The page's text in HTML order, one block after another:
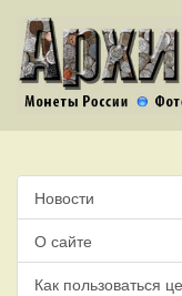
Новости
О сайте
Как пользоваться